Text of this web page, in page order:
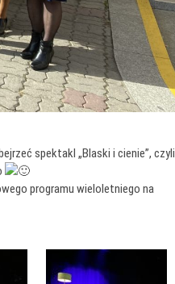
spektakl „Blaski i cienie”, czyli
programu wieloletniego na